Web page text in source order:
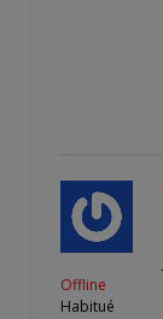
Offline
Habitué